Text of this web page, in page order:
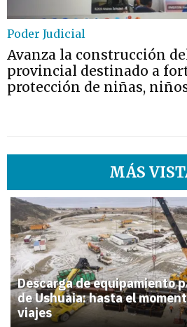
Poder Judicial
Avanza la construcción
provincial destinado a
protección de niñas,
MÁS
1
Descarga de equipamiento
de Ushuaia: hasta el
viajes
Previous